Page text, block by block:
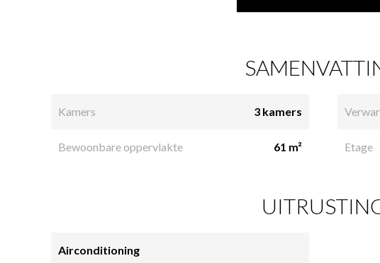
Kamers 3 kamers
Bewoonbare oppervlakte 61 m² Etage
Airconditioning